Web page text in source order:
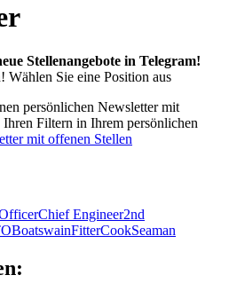
Stellenangebote in Telegram!
Wählen Sie eine Position aus
persönlichen Newsletter mit
Filtern in Ihrem persönlichen
mit offenen Stellen
Chief Engineer2nd
BoatswainFitterCookSeaman